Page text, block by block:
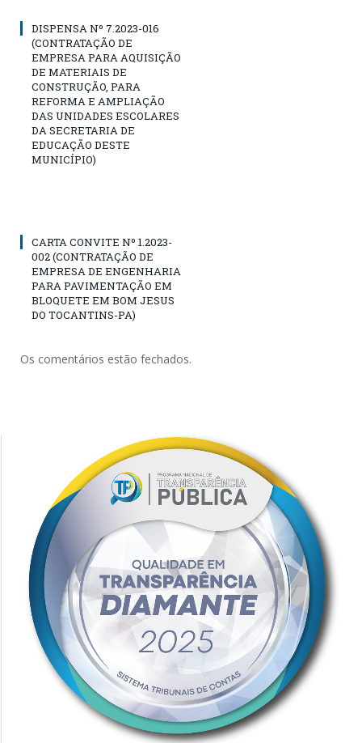
DISPENSA Nº 7.2023-016
(CONTRATAÇÃO DE
EMPRESA PARA AQUISIÇÃO
DE MATERIAIS DE
CONSTRUÇÃO, PARA
REFORMA E AMPLIAÇÃO
DAS UNIDADES ESCOLARES
DA SECRETARIA DE
EDUCAÇÃO DESTE
MUNICÍPIO)
CARTA CONVITE Nº 1.2023-
002 (CONTRATAÇÃO DE
EMPRESA DE ENGENHARIA
PARA PAVIMENTAÇÃO EM
BLOQUETE EM BOM JESUS
DO TOCANTINS-PA)
Os comentários estão fechados.